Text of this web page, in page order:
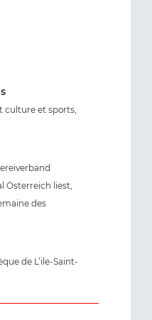
culture et sports,
Österreich liest,
des
de L’ile-Saint-